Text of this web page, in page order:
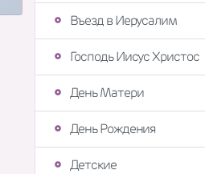
Въезд в Иерусалим
Господь Иисус Христос
День Матери
День Рождения
Детские